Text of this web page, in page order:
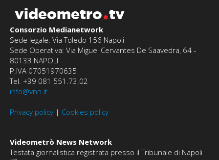
videometro tv
Consorzio Medianetwork
Sede legale: Via Toledo 156 Napoli
Sede Operativa: Via Miguel Cervantes De Saavedra, 64 -
80133 NAPOLI
P.IVA 07051970635
Tel. +39 081 551.73.02
info@vnn.it
Privacy policy | Cookies policy
Videometrò News Network
Testata giornalistica registrata presso il Tribunale di Napoli